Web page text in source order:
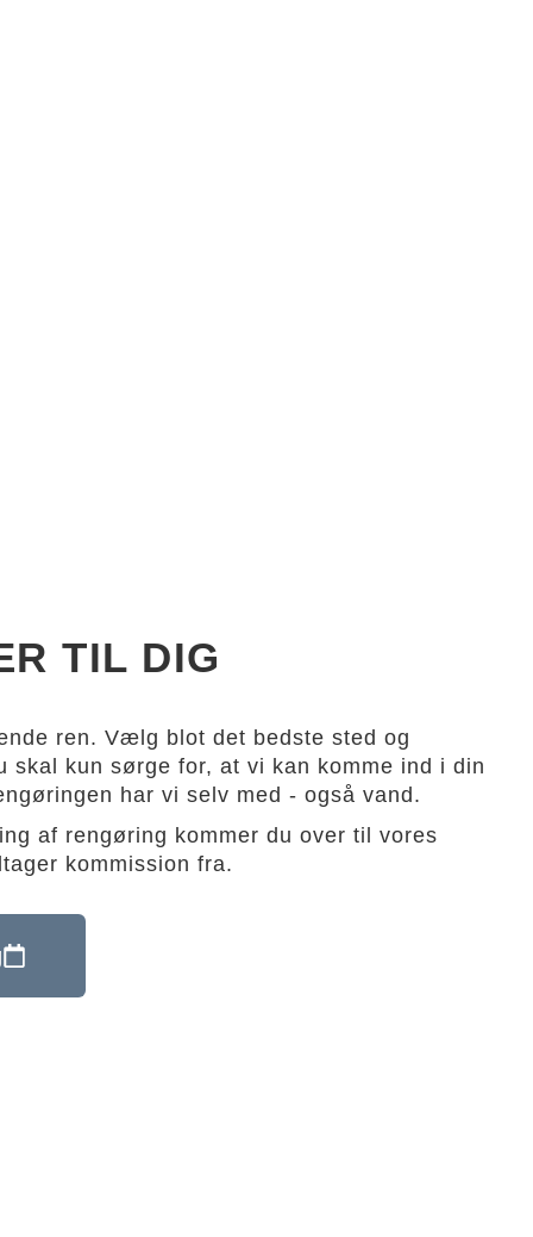
TIL DIG
ren. Vælg blot det bedste sted og
skal kun sørge for, at vi kan komme ind i din
har vi selv med - også vand.
af rengøring kommer du over til vores
kommission fra.